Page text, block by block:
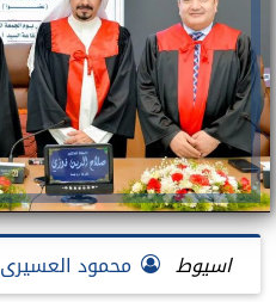
اسيوط محمود العسيرى